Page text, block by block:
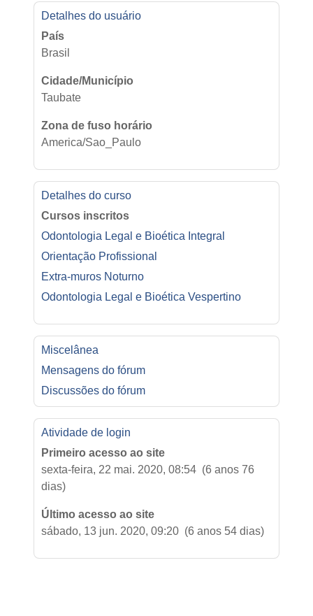
Perfil de usuário
Detalhes do usuário
País
Brasil
Cidade/Município
Taubate
Zona de fuso horário
America/Sao_Paulo
Detalhes do curso
Cursos inscritos
Odontologia Legal e Bioética Integral
Orientação Profissional
Extra-muros Noturno
Odontologia Legal e Bioética Vespertino
Miscelânea
Mensagens do fórum
Discussões do fórum
Atividade de login
Primeiro acesso ao site
sexta-feira, 22 mai. 2020, 08:54 (6 anos 76
dias)
Último acesso ao site
sábado, 13 jun. 2020, 09:20 (6 anos 54 dias)